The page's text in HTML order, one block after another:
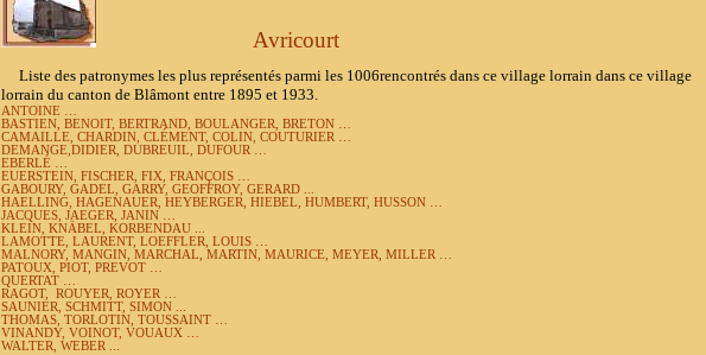
Avricourt
Liste des patronymes les plus représentés parmi les 1006rencontrés dans ce village lorrain dans ce village
lorrain du canton de Blâmont entre 1895 et 1933.
ANTOINE …
BASTIEN, BENOIT, BERTRAND, BOULANGER, BRETON …
CAMAILLE, CHARDIN, CLÉMENT, COLIN, COUTURIER …
DEMANGE,DIDIER, DUBREUIL, DUFOUR …
EBERLÉ …
EUERSTEIN, FISCHER, FIX, FRANÇOIS …
GABOURY, GADEL, GARRY, GEOFFROY, GERARD ...
HAELLING, HAGENAUER, HEYBERGER, HIEBEL, HUMBERT, HUSSON …
JACQUES, JAEGER, JANIN …
KLEIN, KNÄBEL, KORBENDAU ...
LAMOTTE, LAURENT, LOEFFLER, LOUIS …
MALNORY, MANGIN, MARCHAL, MARTIN, MAURICE, MEYER, MILLER …
PATOUX, PIOT, PREVOT …
QUERTAT …
RAGOT,
ROUYER, ROYER …
SAUNIER, SCHMITT, SIMON ...
THOMAS, TORLOTIN, TOUSSAINT …
VINANDY, VOINOT, VOUAUX …
WALTER, WEBER ...